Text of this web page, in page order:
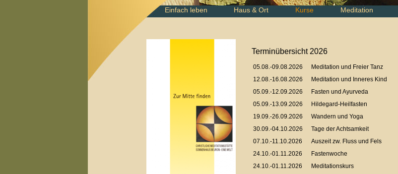
Navigation
überspringen
Einfach leben Haus & Ort Kurse Meditation
Terminübersicht 2026
05.08.-09.08.2026 Meditation und Freier Tanz
12.08.-16.08.2026
Meditation und Inneres Kind
05.09.-12.09.2026
Fasten und Ayurveda
05.09.-13.09.2026
Hildegard-Heilfasten
19.09.-26.09.2026
Wandern und Yoga
30.09.-04.10.2026
Tage der Achtsamkeit
07.10.-11.10.2026
Auszeit zw. Fluss und Fels
24.10.-01.11.2026
Fastenwoche
24.10.-01.11.2026
Meditationskurs